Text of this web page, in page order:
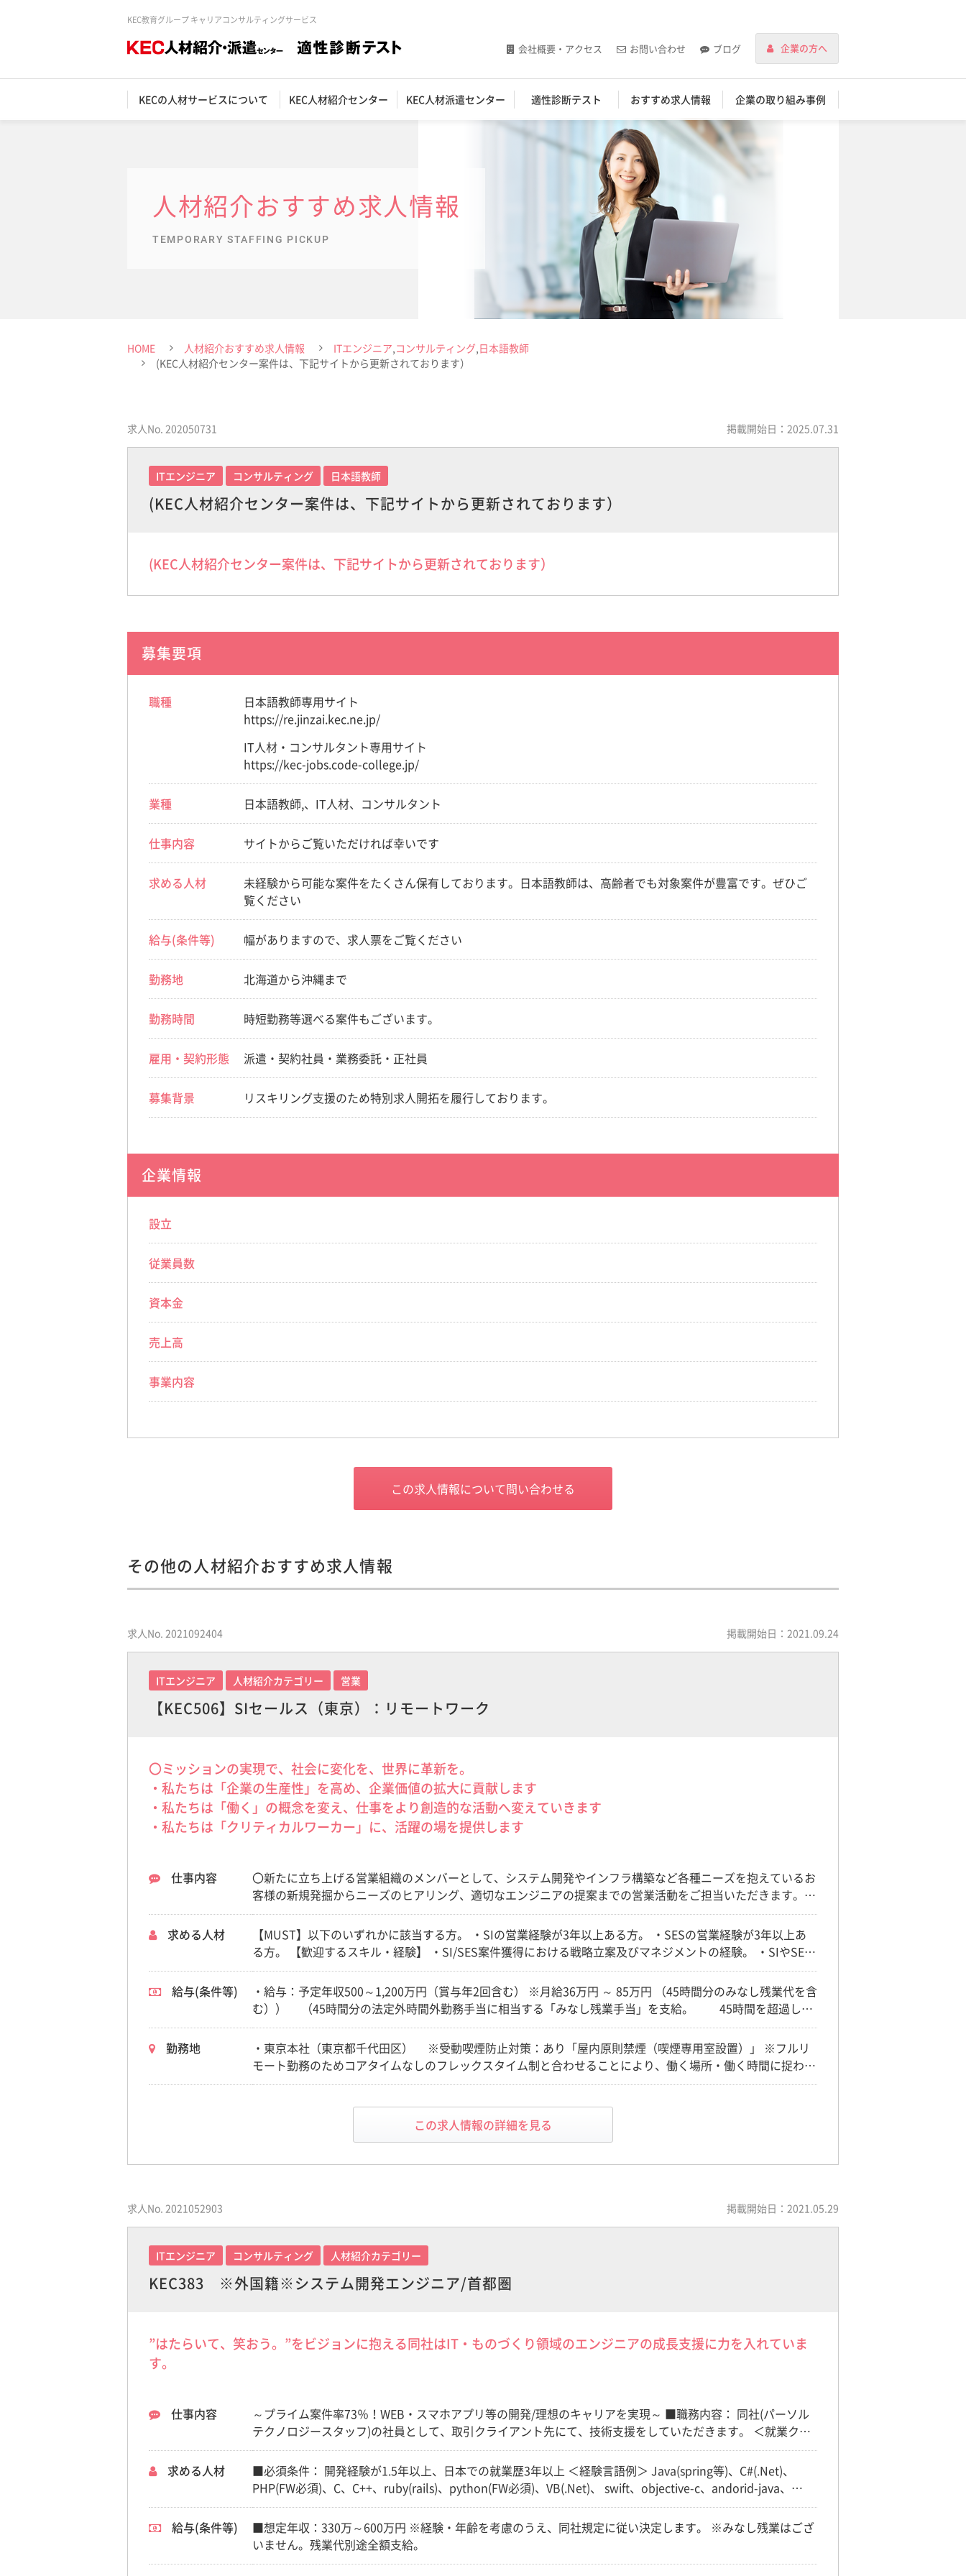
KEC教育グループ キャリアコンサルティングサービス
会社概要・アクセス お問い合わせ ブログ 企業の方へ
KECの人材サービスについて KEC人材紹介センター KEC人材派遣センター 適性診断テスト おすすめ求人情報 企業の取り組み事例
人材紹介おすすめ求人情報
TEMPORARY STAFFING PICKUP
HOME 人材紹介おすすめ求人情報 ITエンジニア,コンサルティング,日本語教師
(KEC人材紹介センター案件は、下記サイトから更新されております）
求人No. 202050731 掲載開始日：2025.07.31
ITエンジニア コンサルティング 日本語教師
(KEC人材紹介センター案件は、下記サイトから更新されております）
(KEC人材紹介センター案件は、下記サイトから更新されております）
募集要項
職種
日本語教師専用サイト
https://re.jinzai.kec.ne.jp/
IT人材・コンサルタント専用サイト
https://kec-jobs.code-college.jp/
業種 日本語教師,、IT人材、コンサルタント
仕事内容 サイトからご覧いただければ幸いです
求める人材
未経験から可能な案件をたくさん保有しております。日本語教師は、高齢者でも対象案件が豊富です。ぜひご
覧ください
給与(条件等) 幅がありますので、求人票をご覧ください
勤務地 北海道から沖縄まで
勤務時間 時短勤務等選べる案件もございます。
雇用・契約形態 派遣・契約社員・業務委託・正社員
募集背景 リスキリング支援のため特別求人開拓を履行しております。
企業情報
設立
従業員数
資本金
売上高
事業内容
この求人情報について問い合わせる
その他の人材紹介おすすめ求人情報
求人No. 2021092404 掲載開始日：2021.09.24
ITエンジニア 人材紹介カテゴリー 営業
【KEC506】SIセールス（東京）：リモートワーク
〇ミッションの実現で、社会に変化を、世界に革新を。
・私たちは「企業の生産性」を高め、企業価値の拡大に貢献します
・私たちは「働く」の概念を変え、仕事をより創造的な活動へ変えていきます
・私たちは「クリティカルワーカー」に、活躍の場を提供します
仕事内容
〇新たに立ち上げる営業組織のメンバーとして、システム開発やインフラ構築など各種ニーズを抱えているお
客様の新規発掘からニーズのヒアリング、適切なエンジニアの提案までの営業活動をご担当いただきます。
・営業戦略の計画立案・実行 ・新規顧客の開拓 ・顧客の課題解決の施策立案・実行
求める人材
【MUST】以下のいずれかに該当する方。 ・SIの営業経験が3年以上ある方。 ・SESの営業経験が3年以上あ
る方。 【歓迎するスキル・経験】 ・SI/SES案件獲得における戦略立案及びマネジメントの経験。 ・SIやSES
の案件を作った・獲得した経験。 ・SIやSES案件のプロジェクトマネジメントの経験。 【求める人材像】 ・
「ITを活用してお客様が抱える課題を解決し、企業価値拡大に貢献する」というビジョンに共感し、前向きに
業務へ取り組んでいただける方。 ・様々なステークホルダーを巻込みながら営業活動をされてきたご経験の
ある方。 （特に自社のITエンジニアとコミュニケーションを取ることが好き、得意な方） ・論理的思考力を
方。 ・期限や目標を強く意識して行動できる方。 ・成長意欲が強く、自らキャリアを切り開く意思をお持ち
の方。
給与(条件等)
・給与：予定年収500～1,200万円（賞与年2回含む） ※月給36万円 ～ 85万円 （45時間分のみなし残業代を含
む）） （45時間分の法定外時間外勤務手当に相当する「みなし残業手当」を支給。 45時間を超過した
場合は別途残業手当を支給いたします） ※経験・能力・前給等により考慮。 ※給与改定：年2回
勤務地
・東京本社（東京都千代田区） ※受動喫煙防止対策：あり「屋内原則禁煙（喫煙専用室設置）」 ※フルリ
モート勤務のためコアタイムなしのフレックスタイム制と合わせることにより、働く場所・働く時間に捉われ
ない働き方を実現することができます。 ※補足※ ・通勤定期代の支給を廃止し、通勤費を実費で支給（上限
この求人情報の詳細を見る
求人No. 2021052903 掲載開始日：2021.05.29
ITエンジニア コンサルティング 人材紹介カテゴリー
KEC383 ※外国籍※システム開発エンジニア/首都圏
”はたらいて、笑おう。”をビジョンに抱える同社はIT・ものづくり領域のエンジニアの成長支援に力を入れていま
す。
仕事内容
～プライム案件率73％！WEB・スマホアプリ等の開発/理想のキャリアを実現～ ■職務内容： 同社(パーソル
テクノロジースタッフ)の社員として、取引クライアント先にて、技術支援をしていただきます。 ＜就業クラ
イアント/例＞ ・大手金融系 ・大手ECサイト企業 ・大手ITサービス企業 ・大手アフィリエイト運営企
業 ・大手WEB事業会社 ・大手SIer ・大手ゼネコン ・大手ゲーム会社 ・大手外資系企業 ・大手物流
企業 ・大手遊戯機器企業 ※多くの現場が、エンドユーザー直で仕事が出来ます。 ※基本的にTTメンバー・
スタッフさんが就業している現場への就業予定です。 ※1企業に5～8名就業させていただいている企業もあり
MySQL、Linux/基本・詳細設計～実装～テスト ・グルメ口コミサイト開発 ⇒Ruby、JavaScript、
MySQL、Linux/詳細設計～運用 ・キュレーションメディア開発 ⇒Ruby on Rails、MySQL、Linux、
MacOS/詳細設計～実装～テスト～運用 ・iOS、Android向けアプリ開発 ⇒Objective-C、Java、Oracle、
求める人材
■必須条件： 開発経験が1.5年以上、日本での就業歴3年以上 ＜経験言語例＞ Java(spring等)、C#(.Net)、
PHP(FW必須)、C、C++、ruby(rails)、python(FW必須)、VB(.Net)、 swift、objective-c、andorid-java、
Kotlin 他 ※上記以外の開発言語も大歓迎です！
給与(条件等)
■想定年収：330万～600万円 ※経験・年齢を考慮のうえ、同社規定に従い決定します。 ※みなし残業はござ
いません。残業代別途全額支給。